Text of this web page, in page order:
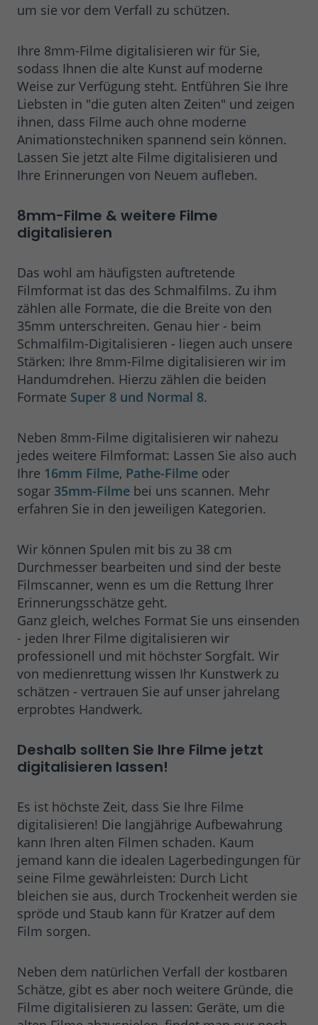
um sie vor dem Verfall zu schützen.
Ihre 8mm-Filme digitalisieren wir für Sie,
sodass Ihnen die alte Kunst auf moderne
Weise zur Verfügung steht. Entführen Sie Ihre
Liebsten in "die guten alten Zeiten" und zeigen
ihnen, dass Filme auch ohne moderne
Animationstechniken spannend sein können.
Lassen Sie jetzt alte Filme digitalisieren und
Ihre Erinnerungen von Neuem aufleben.
8mm-Filme & weitere Filme
digitalisieren
Das wohl am häufigsten auftretende
Filmformat ist das des Schmalfilms. Zu ihm
zählen alle Formate, die die Breite von den
35mm unterschreiten. Genau hier - beim
Schmalfilm-Digitalisieren - liegen auch unsere
Stärken: Ihre 8mm-Filme digitalisieren wir im
Handumdrehen. Hierzu zählen die beiden
Formate Super 8 und Normal 8.
Neben 8mm-Filme digitalisieren wir nahezu
jedes weitere Filmformat: Lassen Sie also auch
Ihre 16mm Filme, Pathe-Filme oder
sogar 35mm-Filme bei uns scannen. Mehr
erfahren Sie in den jeweiligen Kategorien.
Wir können Spulen mit bis zu 38 cm
Durchmesser bearbeiten und sind der beste
Filmscanner, wenn es um die Rettung Ihrer
Erinnerungsschätze geht.
Ganz gleich, welches Format Sie uns einsenden
- jeden Ihrer Filme digitalisieren wir
professionell und mit höchster Sorgfalt. Wir
von medienrettung wissen Ihr Kunstwerk zu
schätzen - vertrauen Sie auf unser jahrelang
erprobtes Handwerk.
Deshalb sollten Sie Ihre Filme jetzt
digitalisieren lassen!
Es ist höchste Zeit, dass Sie Ihre Filme
digitalisieren! Die langjährige Aufbewahrung
kann Ihren alten Filmen schaden. Kaum
jemand kann die idealen Lagerbedingungen für
seine Filme gewährleisten: Durch Licht
bleichen sie aus, durch Trockenheit werden sie
spröde und Staub kann für Kratzer auf dem
Film sorgen.
Neben dem natürlichen Verfall der kostbaren
Schätze, gibt es aber noch weitere Gründe, die
Filme digitalisieren zu lassen: Geräte, um die
Zweck
wiederkehrende User auf dieser
zusammenführen.